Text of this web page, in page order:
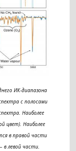
ИК-диапазона
с полосами
Наиболее
цвет). Наиболее
в правой части
левой части.